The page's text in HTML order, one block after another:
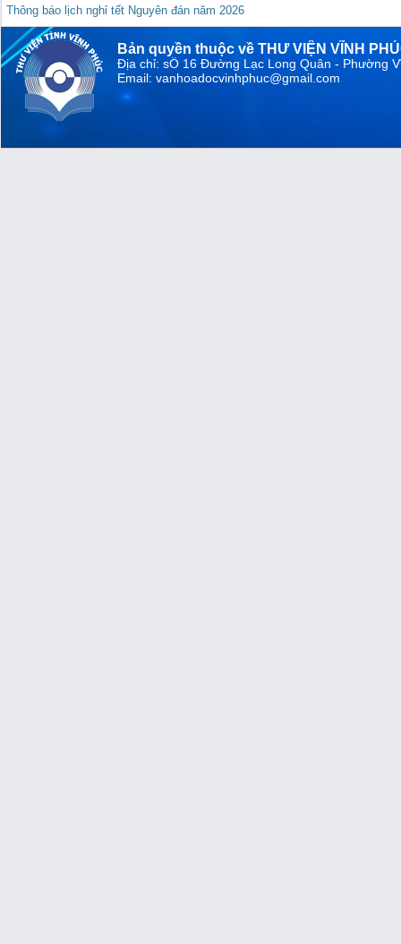
Thông báo lịch nghỉ tết Nguyên đán năm 2026
Bản quyền thuộc về THƯ VIỆN VĨNH
Địa chỉ: sỐ 16 Đường Lạc Long Quân - Phường
Email: vanhoadocvinhphuc@gmail.com